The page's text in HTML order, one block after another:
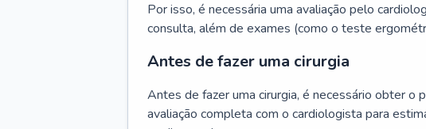
Por isso, é necessária uma avaliação pelo
consulta, além de exames (como o teste
Antes de fazer uma cirurgia
Antes de fazer uma cirurgia, é necessário obter o
avaliação completa com o cardiologista para